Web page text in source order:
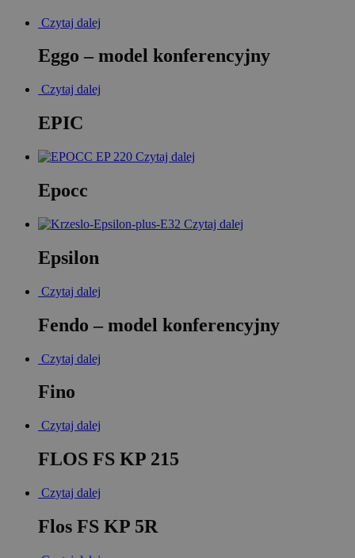
Czytaj dalej
Eggo – model konferencyjny
Czytaj dalej
EPIC
Czytaj dalej
Epocc
Czytaj dalej
Epsilon
Czytaj dalej
Fendo – model konferencyjny
Czytaj dalej
Fino
Czytaj dalej
FLOS FS KP 215
Czytaj dalej
Flos FS KP 5R